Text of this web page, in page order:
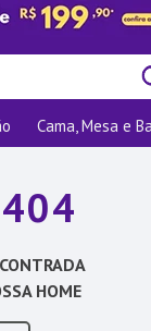
Cama, Mesa e
HOME